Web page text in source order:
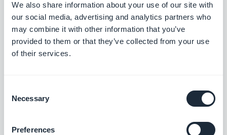
We also share information about your use of our site with
our social media, advertising and analytics partners who
may combine it with other information that you’ve
provided to them or that they’ve collected from your use
of their services.
Selection
Necessary
Preferences
Reward your customers and increase your
sales
$10/maand
Maak een geïntegreerde tutorial en leid uw
gebruikers door de eerste lancering van uw